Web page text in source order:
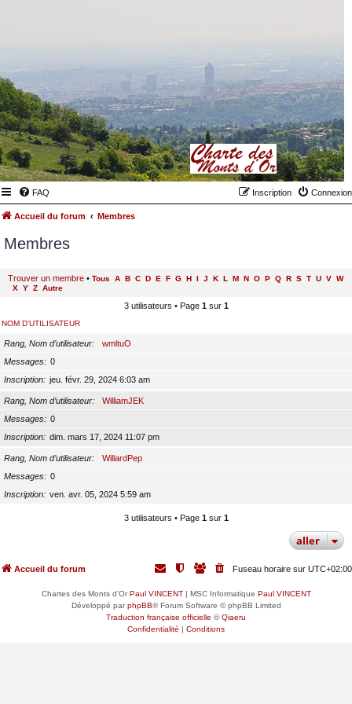
FAQ Connexion
Inscription
Accueil du forum Membres
Membres
Trouver un membre • Tous A B C D E F G H I J K L M N O P Q R S T U V W
X Y Z Autre
3 utilisateurs • Page 1sur 1
NOM D’UTILISATEUR
Rang, Nom d’utilisateur
wmltuO
Messages
0
Inscription
jeu. févr. 29, 2024 6:03 am
Rang, Nom d’utilisateur
WilliamJEK
Messages
0
Inscription
dim. mars 17, 2024 11:07 pm
Rang, Nom d’utilisateur
WillardPep
Messages
0
Inscription
ven. avr. 05, 2024 5:59 am
3 utilisateurs • Page 1sur 1
aller
Accueil du forum Fuseau horaire sur UTC+02:00
Chartes des Monts d'OrPaul VINCENT| MSC Informatique Paul VINCENT
Développé parphpBB® Forum Software © phpBB Limited
Traduction française officielle ©Qiaeru
Confidentialité | Conditions